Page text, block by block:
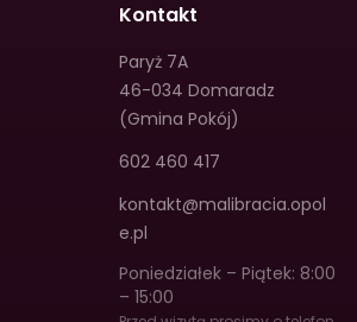
Kontakt
Paryż 7A
46-034 Domaradz
(Gmina Pokój)
602 460 417
kontakt@malibracia.opol
e.pl
Poniedziałek – Piątek: 8:00
– 15:00